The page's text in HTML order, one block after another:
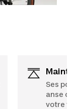
Ses
anse
votre